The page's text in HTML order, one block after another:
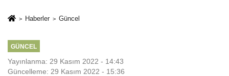
ve İhanet
Haberler Güncel
GÜNCEL
Yayınlanma: 29 Kasım 2022 - 14:43
Güncelleme: 29 Kasım 2022 - 15:36